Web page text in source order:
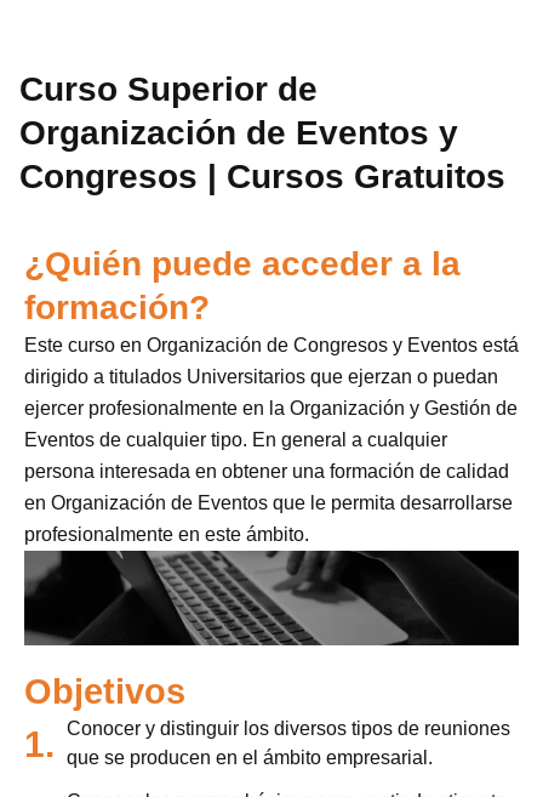
Curso Superior de
Organización de Eventos y
Congresos | Cursos Gratuitos
¿Quién puede acceder a la
formación?
Este curso en Organización de Congresos y Eventos está
dirigido a titulados Universitarios que ejerzan o puedan
ejercer profesionalmente en la Organización y Gestión de
Eventos de cualquier tipo. En general a cualquier
persona interesada en obtener una formación de calidad
en Organización de Eventos que le permita desarrollarse
profesionalmente en este ámbito.
Objetivos
1.
Conocer y distinguir los diversos tipos de reuniones
que se producen en el ámbito empresarial.